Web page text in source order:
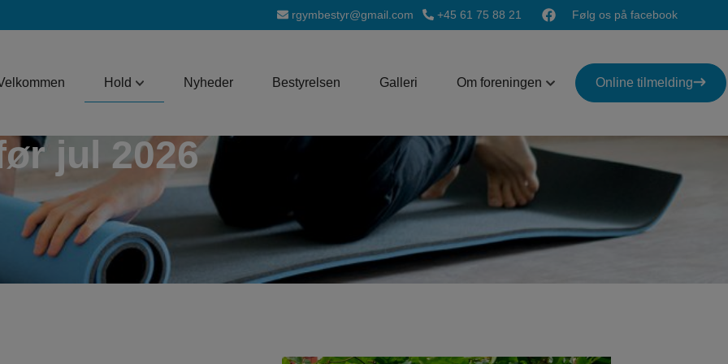
rgymbestyr@gmail.com +45 61 75 88 21 Følg os på facebook
Hold Nyheder Bestyrelsen Galleri Om foreningen Online tilmelding
jul 2026